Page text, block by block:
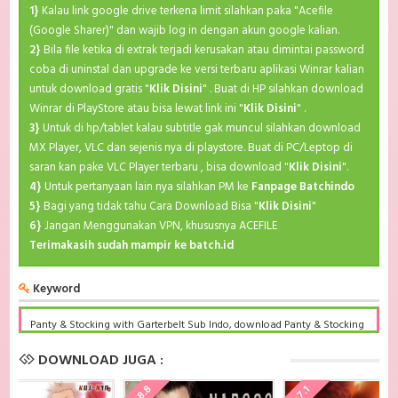
1} Kalau link google drive terkena limit silahkan paka "Acefile
(Google Sharer)" dan wajib log in dengan akun google kalian.
2} Bila file ketika di extrak terjadi kerusakan atau dimintai password
coba di uninstal dan upgrade ke versi terbaru aplikasi Winrar kalian
untuk download gratis "Klik Disini" . Buat di HP silahkan download
Winrar di PlayStore atau bisa lewat link ini "Klik Disini" .
3} Untuk di hp/tablet kalau subtitle gak muncul silahkan download
MX Player, VLC dan sejenis nya di playstore. Buat di PC/Leptop di
saran kan pake VLC Player terbaru , bisa download "Klik Disini".
4} Untuk pertanyaan lain nya silahkan PM ke Fanpage Batchindo
5} Bagi yang tidak tahu Cara Download Bisa "Klik Disini"
6}Jangan Menggunakan VPN, khususnya ACEFILE
Terimakasih sudah mampir ke batch.id
Keyword
Panty & Stocking with Garterbelt Sub Indo, download Panty & Stocking
with Garterbelt Sub Indo Batch, Panty & Stocking with Garterbelt BD
Subtitle Indonesia komplit, download Panty & Stocking with Garterbelt
Sub indo batch google drive, Panty & Stocking with Garterbelt batch
subtitle indonesia, Panty & Stocking with Garterbelt mp4 batch, Panty
DOWNLOAD JUGA :
8.8 7.1